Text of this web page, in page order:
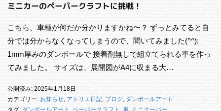
ミニカーのペーパークラフトに挑戦！
こちら、車種が何だか分かりますかね〜？ ずっとみてると自
分では分からなくなってしまうので、聞いてみました(^^);
1mm厚みのダンボールで 接着剤無しで組立てられる車を作っ
てみました。 サイズは、展開図がA4に収まる大…
公開済み: 2025年1月18日
カテゴリー: お知らせ, アトリエ日記, ブログ, ダンボールアート